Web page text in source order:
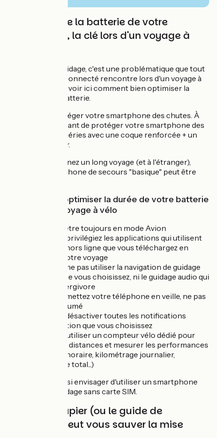
La gestion de la batterie de votre
smartphone, la clé lors d'un voyage à
En matière de guidage, c'est une problématique que tout
voyageur à vélo connecté rencontre lors d'un voyage à
vélo. Nous allons voir ici comment bien optimiser la
durée de votre batterie.
Protéger votre smartphone des chutes. À
vélo, il est important de protéger votre smartphone des
chutes et intempéries avec une coque renforcée + un
écran protecteur.
Si vous entreprenez un long voyage (et à l'étranger),
prendre un téléphone de secours "basique" peut être
6 règles pour optimiser la durée de votre batterie
durant votre voyage à vélo
Règle n°1 : être toujours en mode Avion
Règle n°2 : privilégiez les applications qui utilisent
des cartes hors ligne que vous téléchargez en
amont de votre voyage
Règle n°3 : ne pas utiliser la navigation de guidage
de l'appli que vous choisissez, ni le guidage audio qui
est très énergivore
Règle n°4 : mettez votre téléphone en veille, ne pas
le laisser allumé
Règle n°5 : désactiver toutes les notifications
de l'application que vous choisissez
Règle n°6 : utiliser un compteur vélo dédié pour
calculer les distances et mesurer les performances
(moyenne horaire, kilométrage journalier,
kilométrage total...)
Vous pouvez aussi envisager d'utiliser un smartphone
dédié à votre guidage sans carte SIM.
Une carte papier (ou le guide de
l'itinéraire) peut vous sauver la mise